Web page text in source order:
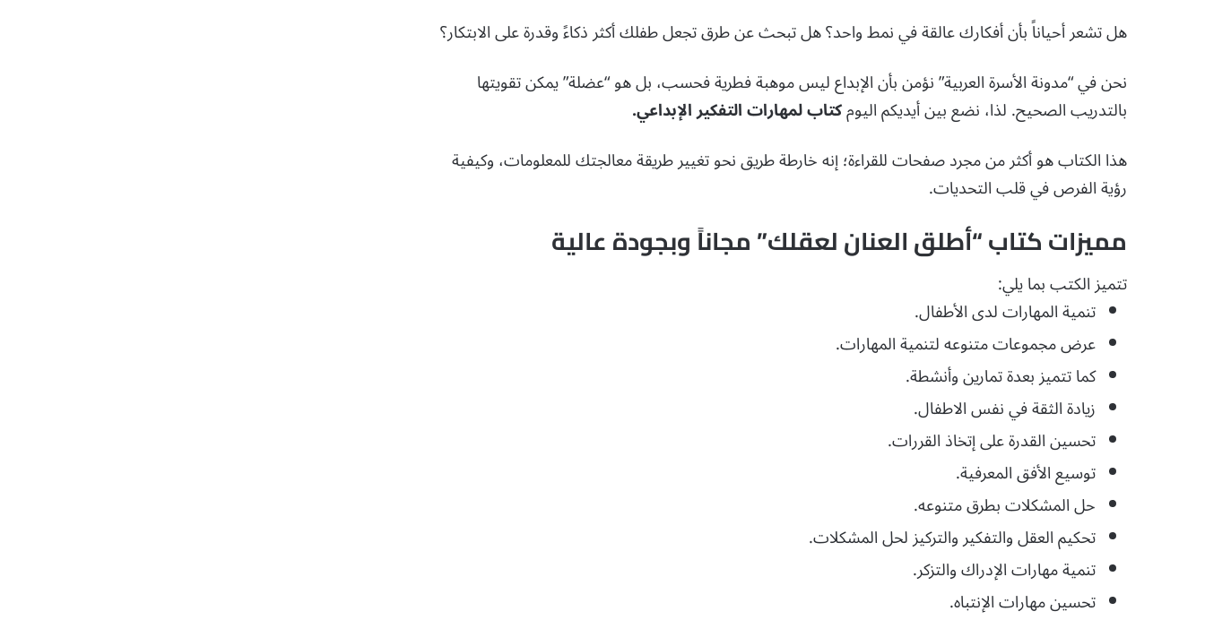
هل تشعر أحياناً بأن أفكارك عالقة في نمط واحد؟ هل تبحث عن طرق تجعل طفلك أكثر ذكاءً وقدرة على الابتكار؟
نحن في “مدونة الأسرة العربية” نؤمن بأن الإبداع ليس موهبة فطرية فحسب، بل هو “عضلة” يمكن تقويتها
بالتدريب الصحيح. لذا، نضع بين أيديكم اليومكتاب لمهارات التفكير الإبداعي.
هذا الكتاب هو أكثر من مجرد صفحات للقراءة؛ إنه خارطة طريق نحو تغيير طريقة معالجتك للمعلومات، وكيفية
رؤية الفرص في قلب التحديات.
مميزات كتاب “أطلق العنان لعقلك” مجاناً وبجودة عالية
تتميز الكتب بما يلي:
تنمية المهارات لدى الأطفال.
عرض مجموعات متنوعه لتنمية المهارات.
كما تتميز بعدة تمارين وأنشطة.
زيادة الثقة في نفس الاطفال.
تحسين القدرة على إتخاذ القررات.
توسيع الأفق المعرفية.
حل المشكلات بطرق متنوعه.
تحكيم العقل والتفكير والتركيز لحل المشكلات.
تنمية مهارات الإدراك والتزكر.
تحسين مهارات الإنتباه.